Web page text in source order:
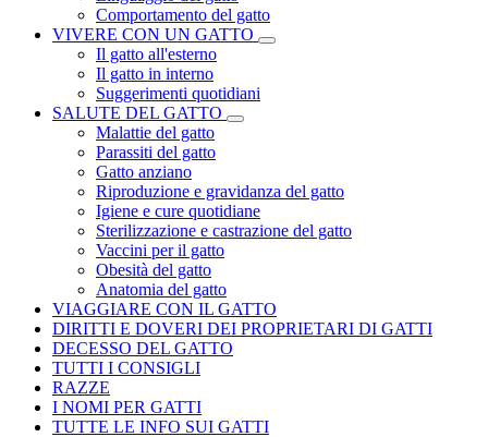
Comportamento del gatto
VIVERE CON UN GATTO
Il gatto all'esterno
Il gatto in interno
Suggerimenti quotidiani
SALUTE DEL GATTO
Malattie del gatto
Parassiti del gatto
Gatto anziano
Riproduzione e gravidanza del gatto
Igiene e cure quotidiane
Sterilizzazione e castrazione del gatto
Vaccini per il gatto
Obesità del gatto
Anatomia del gatto
VIAGGIARE CON IL GATTO
DIRITTI E DOVERI DEI PROPRIETARI DI GATTI
DECESSO DEL GATTO
TUTTI I CONSIGLI
RAZZE
I NOMI PER GATTI
TUTTE LE INFO SUI GATTI